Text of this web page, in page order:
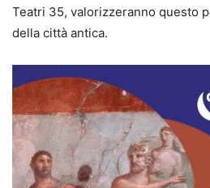
Teatri 35, valorizzeranno questo
della città antica.